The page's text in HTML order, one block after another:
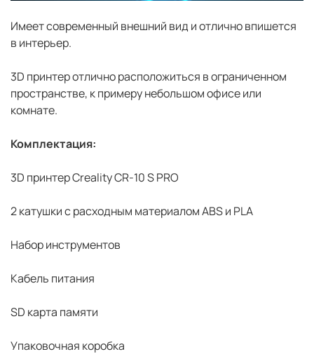
Имеет современный внешний вид и отлично впишется
в интерьер.
3D принтер отлично расположиться в ограниченном
пространстве, к примеру небольшом офисе или
комнате.
Комплектация:
3D принтер Creality CR-10 S PRO
2 катушки с расходным материалом ABS и PLA
Набор инструментов
Кабель питания
SD карта памяти
Упаковочная коробка